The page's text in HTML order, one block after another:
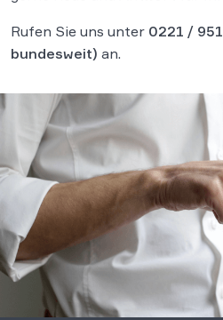
Rufen Sie uns unter 0221 /
bundesweit) an.